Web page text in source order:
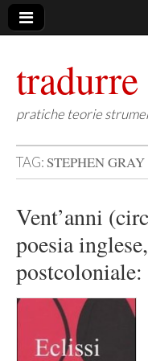
tradurre
pratiche teorie
TAG:STEPHEN GRAY
Vent’anni
poesia